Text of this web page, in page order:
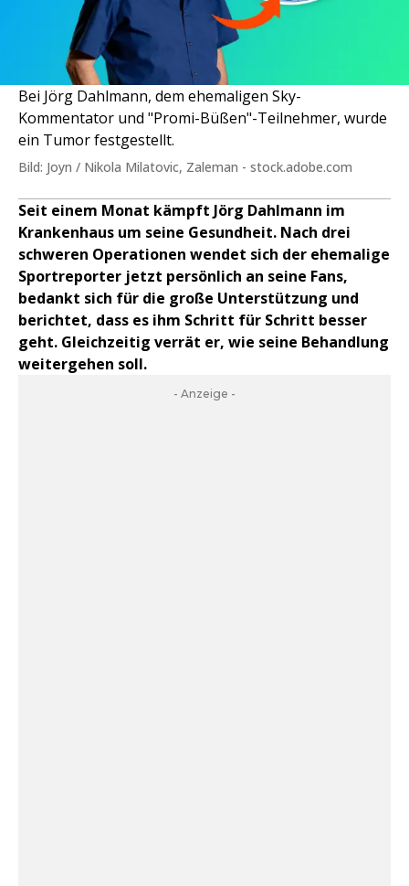
Bei Jörg Dahlmann, dem ehemaligen Sky-
Kommentator und "Promi-Büßen"-Teilnehmer, wurde
ein Tumor festgestellt.
Bild: Joyn / Nikola Milatovic, Zaleman - stock.adobe.com
Seit einem Monat kämpft Jörg Dahlmann im
Krankenhaus um seine Gesundheit. Nach drei
schweren Operationen wendet sich der ehemalige
Sportreporter jetzt persönlich an seine Fans,
bedankt sich für die große Unterstützung und
berichtet, dass es ihm Schritt für Schritt besser
geht. Gleichzeitig verrät er, wie seine Behandlung
weitergehen soll.
- Anzeige -